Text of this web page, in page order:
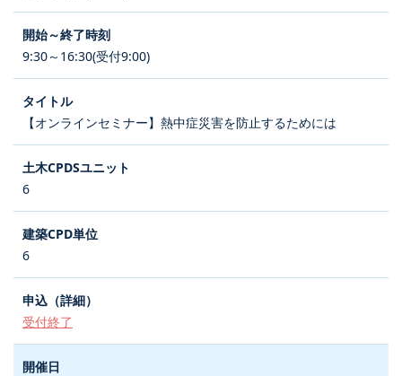
9:30～16:30(受付9:00)
【オンラインセミナー】熱中症災害を防止するためには
6
6
受付終了